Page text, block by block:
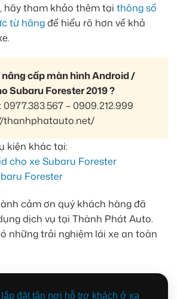
hãy tham khảo thêm tại thông số
từ hãngđể hiểu rõ hơn về khả
cấp màn hình Android /
Subaru Forester 2019 ?
– 0909.212.999
thanhphatauto.net/
kiện khác tại:
cho xe Subaru Forester
Forester
cảm ơn quý khách hàng đã
dịch vụ tại Thành Phát Auto.
những trải nghiệm lái xe an toàn